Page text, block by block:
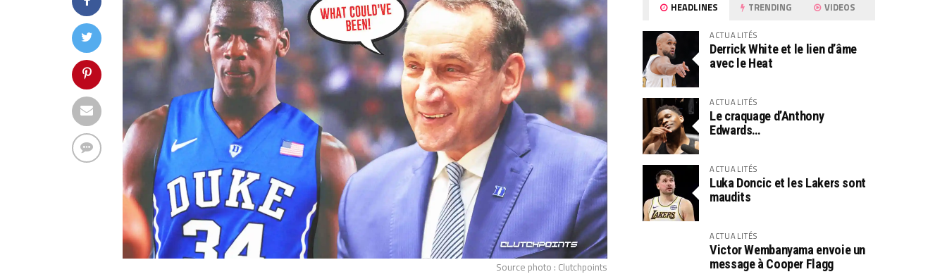
Source photo : Clutchpoints
HEADLINES TRENDING VIDEOS
ACTUALITÉS
Derrick White et le lien d’âme
avec le Heat
ACTUALITÉS
Le craquage d’Anthony
Edwards…
ACTUALITÉS
Luka Doncic et les Lakers sont
maudits
ACTUALITÉS
Victor Wembanyama envoie un
message à Cooper Flagg